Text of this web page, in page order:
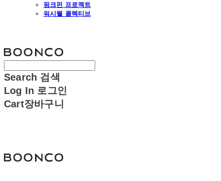
핑크핀 프로젝트
워시웰 콜렉티브
Search 검색
Log In 로그인
Cart장바구니